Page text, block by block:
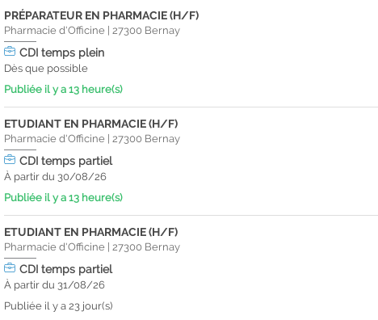
PRÉPARATEUR EN PHARMACIE (H/F)
Pharmacie d'Officine |27300 Bernay
CDItemps plein
Dès que possible
Publiée il y a 13 heure(s)
ETUDIANT EN PHARMACIE (H/F)
Pharmacie d'Officine |27300 Bernay
CDItemps partiel
À partir du 30/08/26
Publiée il y a 13 heure(s)
ETUDIANT EN PHARMACIE (H/F)
Pharmacie d'Officine |27300 Bernay
CDItemps partiel
À partir du 31/08/26
Publiée il y a 23 jour(s)